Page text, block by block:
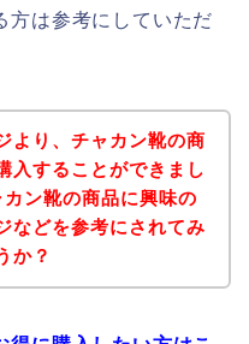
方は参考にしていただ
より、チャカン靴の商
入することができまし
ン靴の商品に興味の
などを参考にされてみ
か？